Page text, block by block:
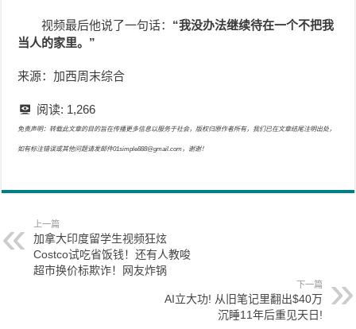
视频最后他说了一句话： “我没办法继续待在一个不把我
当人的家里。”
来源：加西周末综合
阅读: 1,266
免责声明：转载此文章的目的旨在传播更多信息以服务于社会，版权归原作者所有，我们已在文章结尾注明出处，
如有标注错误或其他问题请发邮件01simple888@gmail.com，谢谢！
上一篇
加拿大印度留学生视频狂炫
Costco试吃省饭钱！还有人教唆
超市换价标欺诈！网友炸锅
下一篇
AI立大功! 从旧笔记里翻出$40万
沉睡11年后重见天日!